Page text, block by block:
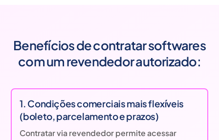
Benefícios de contratar softwares
com um revendedor autorizado:
1. Condições comerciais mais flexíveis
(boleto, parcelamento e prazos)
Contratar via revendedor permite acessar